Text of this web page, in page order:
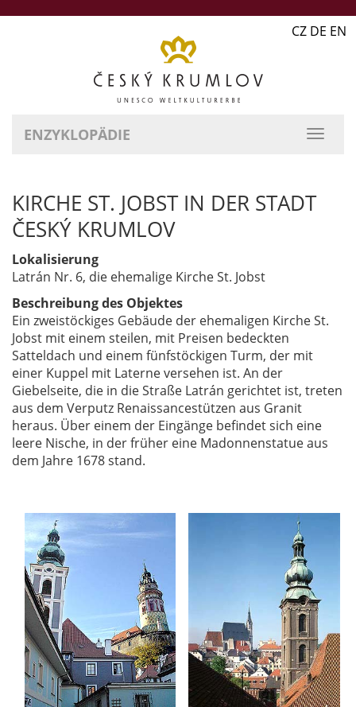
CZ DE EN
ENZYKLOPÄDIE
KIRCHE ST. JOBST IN DER STADT
ČESKÝ KRUMLOV
Lokalisierung
Latrán Nr. 6, die ehemalige Kirche St. Jobst
Beschreibung des Objektes
Ein zweistöckiges Gebäude der ehemaligen Kirche St.
Jobst mit einem steilen, mit Preisen bedeckten
Satteldach und einem fünfstöckigen Turm, der mit
einer Kuppel mit Laterne versehen ist. An der
Giebelseite, die in die Straße Latrán gerichtet ist, treten
aus dem Verputz Renaissancestützen aus Granit
heraus. Über einem der Eingänge befindet sich eine
leere Nische, in der früher eine Madonnenstatue aus
dem Jahre 1678 stand.